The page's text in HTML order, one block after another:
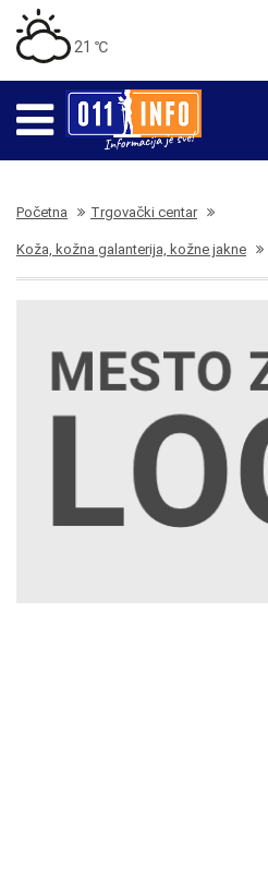
21 ℃
Početna Trgovački centar
Koža, kožna galanterija, kožne jakne